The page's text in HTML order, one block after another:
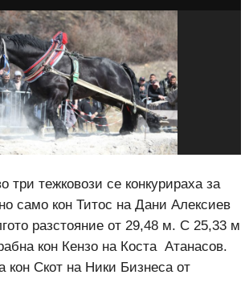
три тежковози се конкурираха за
само кон Титос на Дани Алексиев
разстояние от 29,48 м. С 25,33 м
кон Кензо на Коста Атанасов.
кон Скот на Ники Бизнеса от